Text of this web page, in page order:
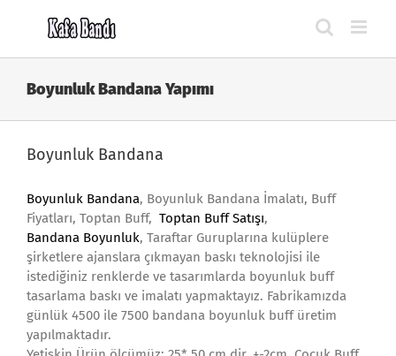
Boyunluk Bandana Yapımı
Boyunluk Bandana
Boyunluk Bandana, Boyunluk Bandana İmalatı, Buff
Fiyatları, Toptan Buff, Toptan Buff Satışı,
Bandana Boyunluk, Taraftar Guruplarına kulüplere
şirketlere ajanslara çıkmayan baskı teknolojisi ile
istediğiniz renklerde ve tasarımlarda boyunluk buff
tasarlama baskı ve imalatı yapmaktayız. Fabrikamızda
günlük 4500 ile 7500 bandana boyunluk buff üretim
yapılmaktadır.